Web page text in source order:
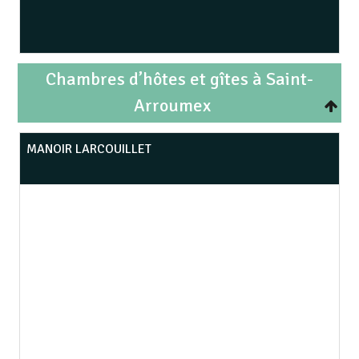
Chambres d’hôtes et gîtes à Saint-
Arroumex
MANOIR LARCOUILLET